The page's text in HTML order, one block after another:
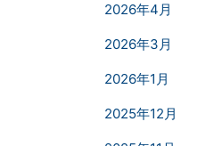
2026年4月
2026年3月
2026年1月
2025年12月